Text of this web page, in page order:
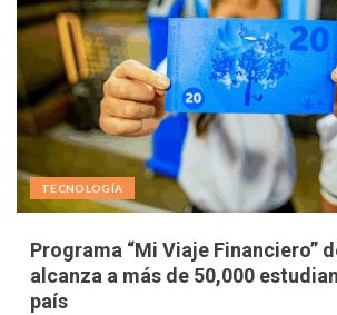
TECNOLOGÍA
Programa “Mi Viaje Financiero”
alcanza a más de 50,000
país